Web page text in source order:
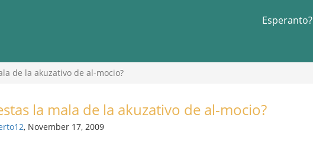
Esperanto?
de la akuzativo de al-mocio?
la mala de la akuzativo de al-mocio?
, November 17, 2009